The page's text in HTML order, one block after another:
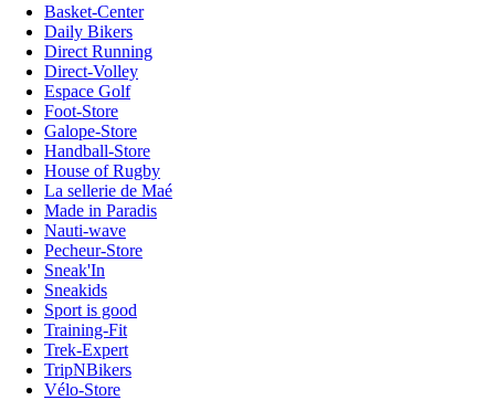
Basket-Center
Daily Bikers
Direct Running
Direct-Volley
Espace Golf
Foot-Store
Galope-Store
Handball-Store
House of Rugby
La sellerie de Maé
Made in Paradis
Nauti-wave
Pecheur-Store
Sneak'In
Sneakids
Sport is good
Training-Fit
Trek-Expert
TripNBikers
Vélo-Store